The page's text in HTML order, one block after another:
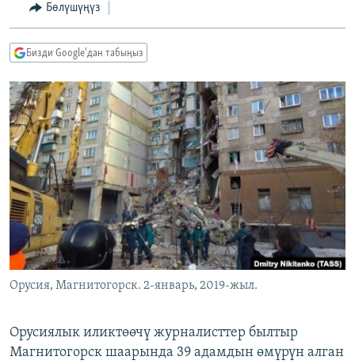
ЭКСПЕРТТЕР ТАЛДАЙТ
БИЗ ЖАНА ДҮЙНӨ
ЭЖЕ-СИҢДИЛЕР
АЗАТТЫК+
ЫҢГАЙСЫЗ СУРООЛОР
ӨЗГӨЧӨ ПИКИР
Русский
ОНЛАЙН ШЕРИНЕ
ЭЕ/АРнун бардык сайттары
Бөлүшүңүз
Бизди Google'дан табыңыз
Орусия, Магнитогорск. 2-январь, 2019-жыл.
Орусиялык иликтөөчү журналисттер былтыр
Магнитогорск шаарында 39 адамдын өмүрүн алган